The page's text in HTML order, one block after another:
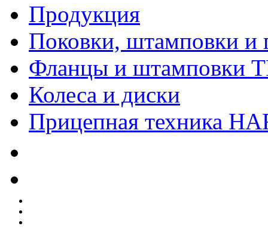
Продукция
Поковки, штамповки и
Фланцы и штамповки
Колеса и диски
Прицепная техника